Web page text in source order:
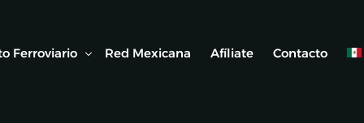
Ferroviario Red Mexicana Afíliate Contacto